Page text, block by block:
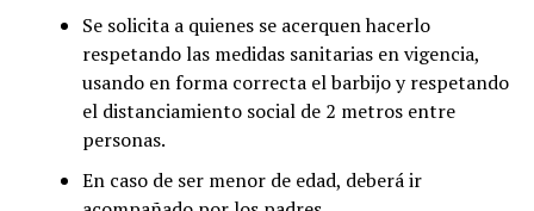
Se solicita a quienes se acerquen hacerlo
respetando las medidas sanitarias en vigencia,
usando en forma correcta el barbijo y respetando
el distanciamiento social de 2 metros entre
personas.
En caso de ser menor de edad, deberá ir